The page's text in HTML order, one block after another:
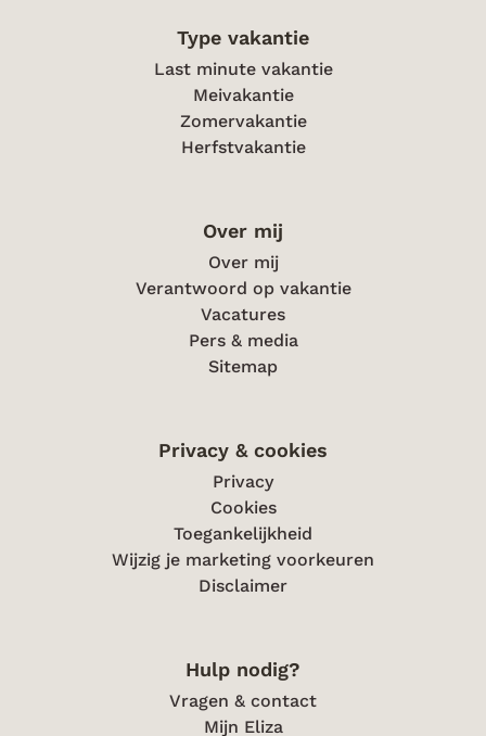
Type vakantie
Last minute vakantie
Meivakantie
Zomervakantie
Herfstvakantie
Over mij
Over mij
Verantwoord op vakantie
Vacatures
Pers & media
Sitemap
Privacy & cookies
Privacy
Cookies
Toegankelijkheid
Wijzig je marketing voorkeuren
Disclaimer
Hulp nodig?
Vragen & contact
Mijn Eliza